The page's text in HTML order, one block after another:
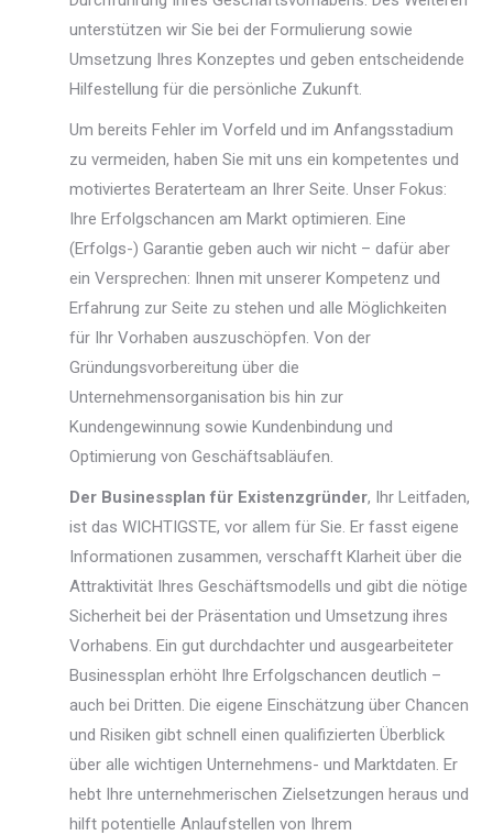
unterstützen wir Sie bei der Formulierung sowie
Umsetzung Ihres Konzeptes und geben entscheidende
Hilfestellung für die persönliche Zukunft.
Um bereits Fehler im Vorfeld und im Anfangsstadium
zu vermeiden, haben Sie mit uns ein kompetentes und
motiviertes Beraterteam an Ihrer Seite. Unser Fokus:
Ihre Erfolgschancen am Markt optimieren. Eine
(Erfolgs-) Garantie geben auch wir nicht – dafür aber
ein Versprechen: Ihnen mit unserer Kompetenz und
Erfahrung zur Seite zu stehen und alle Möglichkeiten
für Ihr Vorhaben auszuschöpfen. Von der
Gründungsvorbereitung über die
Unternehmensorganisation bis hin zur
Kundengewinnung sowie Kundenbindung und
Optimierung von Geschäftsabläufen.
Der Businessplan für Existenzgründer, Ihr Leitfaden,
ist das WICHTIGSTE, vor allem für Sie. Er fasst eigene
Informationen zusammen, verschafft Klarheit über die
Attraktivität Ihres Geschäftsmodells und gibt die nötige
Sicherheit bei der Präsentation und Umsetzung ihres
Vorhabens. Ein gut durchdachter und ausgearbeiteter
Businessplan erhöht Ihre Erfolgschancen deutlich –
auch bei Dritten. Die eigene Einschätzung über Chancen
und Risiken gibt schnell einen qualifizierten Überblick
über alle wichtigen Unternehmens- und Marktdaten. Er
hebt Ihre unternehmerischen Zielsetzungen heraus und
hilft potentielle Anlaufstellen von Ihrem